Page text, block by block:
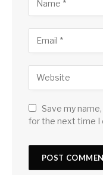
Save my
for the next time I